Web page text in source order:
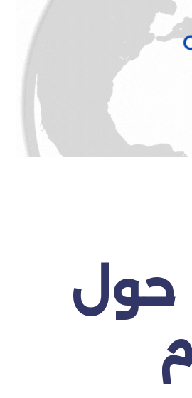
ODP حول